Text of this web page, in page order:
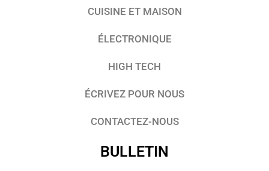
CUISINE ET MAISON
ÉLECTRONIQUE
HIGH TECH
ÉCRIVEZ POUR NOUS
CONTACTEZ-NOUS
BULLETIN